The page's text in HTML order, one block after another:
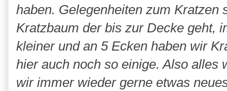
haben. Gelegenheiten zum
Kratzbaum der bis zur Decke geht,
kleiner und an 5 Ecken haben wir
hier auch noch so einige. Also alles
wir immer wieder gerne etwas